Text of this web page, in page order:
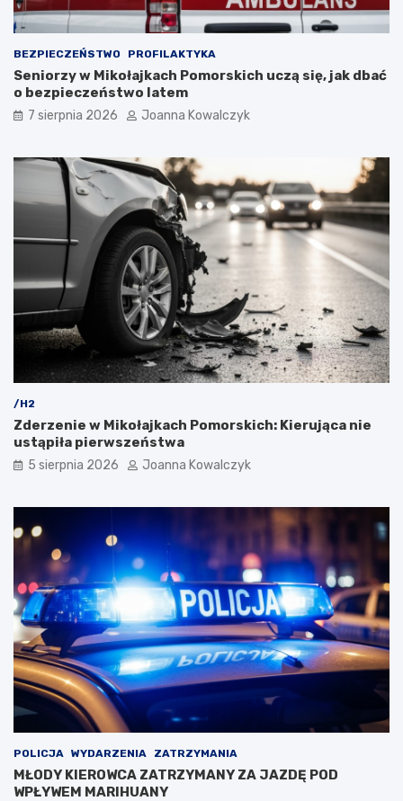
BEZPIECZEŃSTWO PROFILAKTYKA
Seniorzy w Mikołajkach Pomorskich uczą się, jak dbać
o bezpieczeństwo latem
7 sierpnia 2026 Joanna Kowalczyk
/H2
Zderzenie w Mikołajkach Pomorskich: Kierująca nie
ustąpiła pierwszeństwa
5 sierpnia 2026 Joanna Kowalczyk
POLICJA WYDARZENIA ZATRZYMANIA
MŁODY KIEROWCA ZATRZYMANY ZA JAZDĘ POD
WPŁYWEM MARIHUANY